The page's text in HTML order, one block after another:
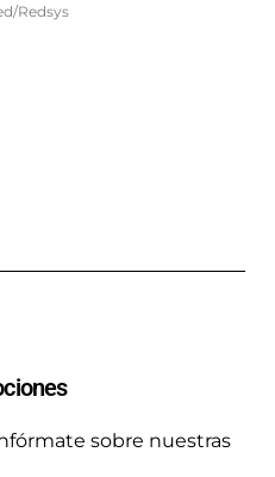
Redsys
sobre nuestras